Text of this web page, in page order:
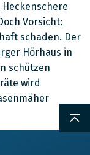
Vorsicht:
schaden. Der
Hörhaus in
schützen
wird